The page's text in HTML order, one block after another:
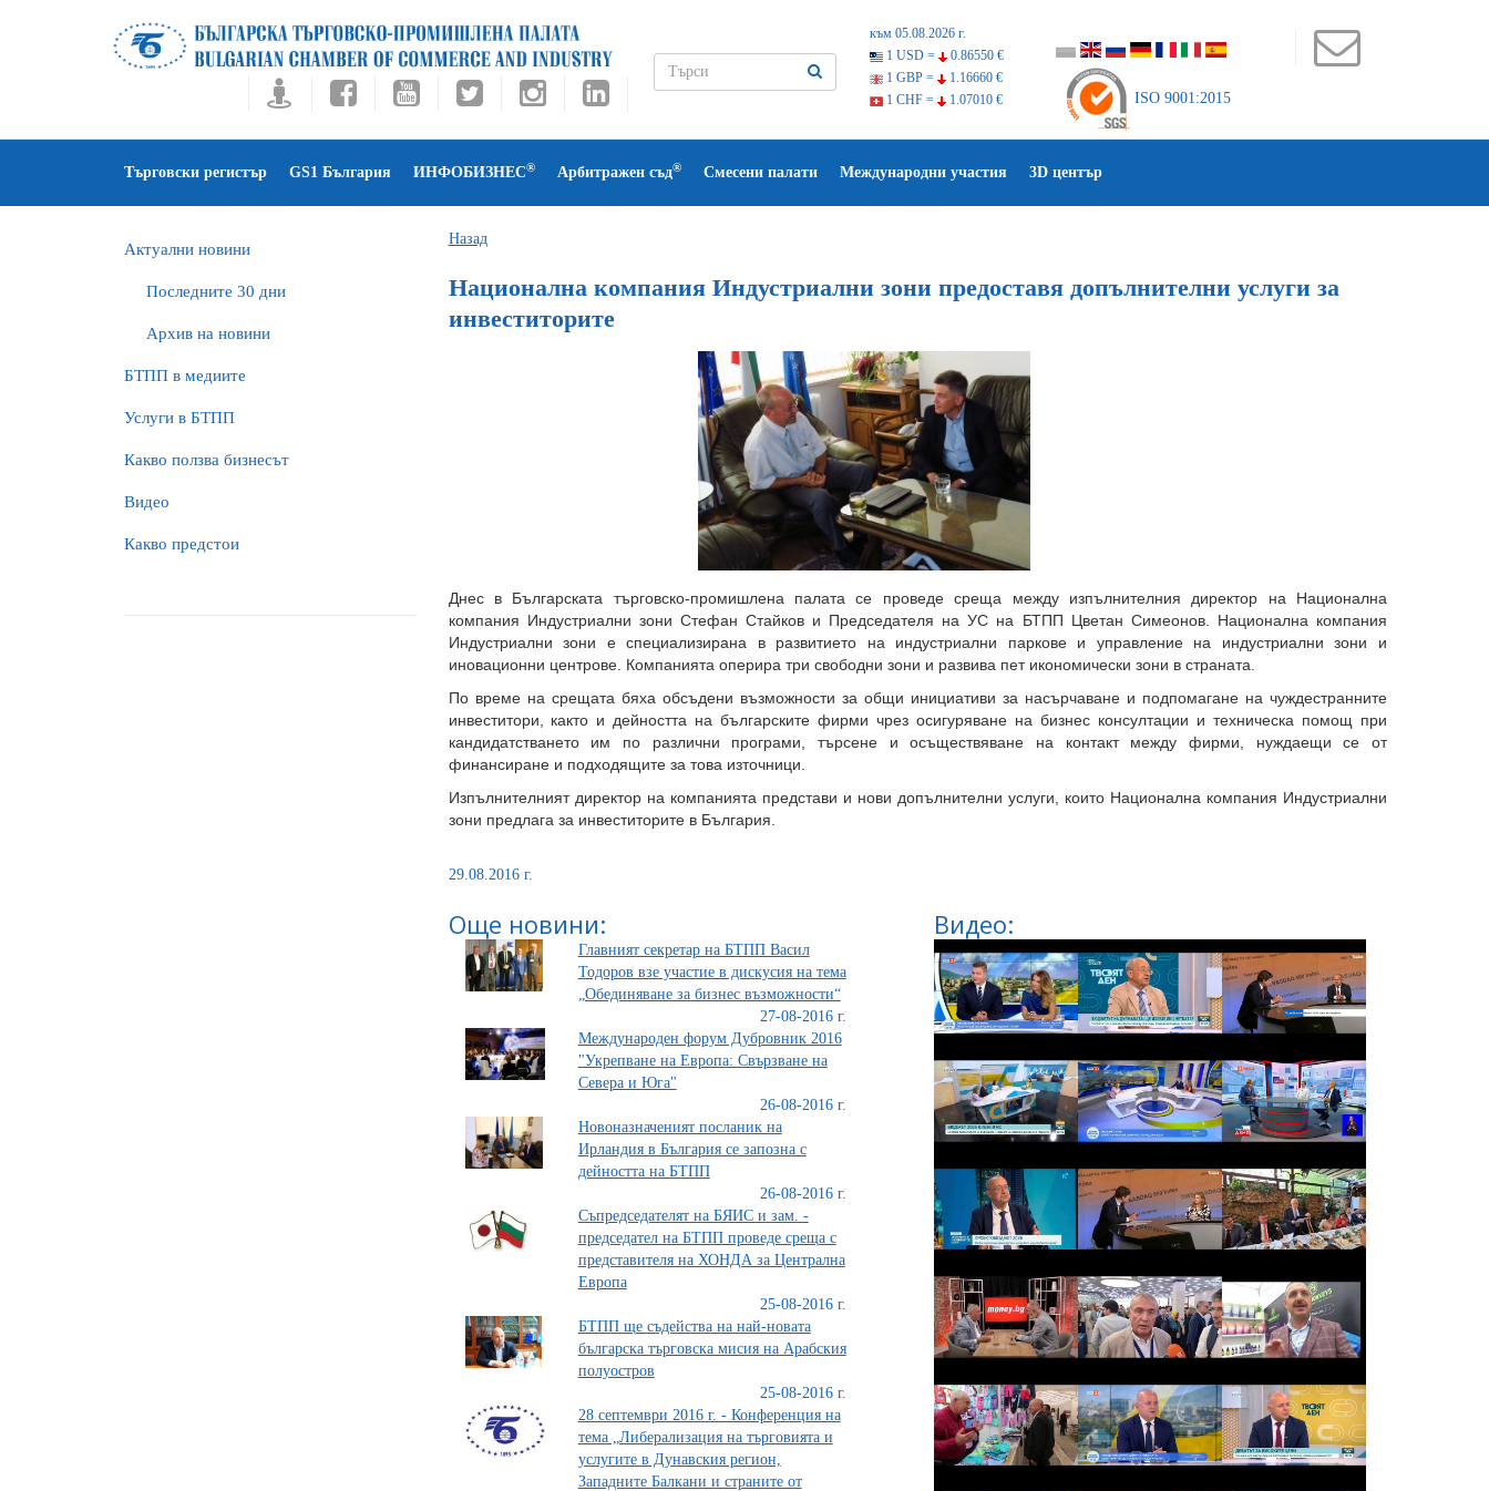
към 05.08.2026 г.
1 USD =
0.86550 €
1 GBP =
1.16660 €
1 CHF =
1.07010 € ISO 9001:2015
Търговски регистър GS1 България ИНФОБИЗНЕС® Арбитражен съд® Смесени палати Международни участия 3D център
Актуални новини
Последните 30 дни
Архив на новини
БTПП в медиите
Услуги в БТПП
Какво ползва бизнесът
Видео
Какво предстои
Назад
Национална компания Индустриални зони предоставя допълнителни услуги за
инвеститорите
Днес в Българската търговско-промишлена палата се проведе среща между изпълнителния директор на Национална
компания Индустриални зони Стефан Стайков и Председателя на УС на БТПП Цветан Симеонов. Национална компания
Индустриални зони е специализирана в развитието на индустриални паркове и управление на индустриални зони и
иновационни центрове. Компанията оперира три свободни зони и развива пет икономически зони в страната.
По време на срещата бяха обсъдени възможности за общи инициативи за насърчаване и подпомагане на чуждестранните
инвеститори, както и дейността на българските фирми чрез осигуряване на бизнес консултации и техническа помощ при
кандидатстването им по различни програми, търсене и осъществяване на контакт между фирми, нуждаещи се от
финансиране и подходящите за това източници.
Изпълнителният директор на компанията представи и нови допълнителни услуги, които Национална компания Индустриални
зони предлага за инвеститорите в България.
29.08.2016 г.
Още новини:
Главният секретар на БТПП Васил
Тодоров взе участие в дискусия на тема
„Обединяване за бизнес възможности“
27-08-2016 г.
Международен форум Дубровник 2016
"Укрепване на Европа: Свързване на
Севера и Юга"
26-08-2016 г.
Новоназначеният посланик на
Ирландия в България се запозна с
дейността на БТПП
26-08-2016 г.
Съпредседателят на БЯИС и зам. -
председател на БТПП проведе среща с
представителя на ХОНДА за Централна
Европа
25-08-2016 г.
БТПП ще съдейства на най-новата
българска търговска мисия на Арабския
полуостров
25-08-2016 г.
28 септември 2016 г. - Конференция на
тема „Либерализация на търговията и
услугите в Дунавския регион,
Западните Балкани и страните от
Видео: